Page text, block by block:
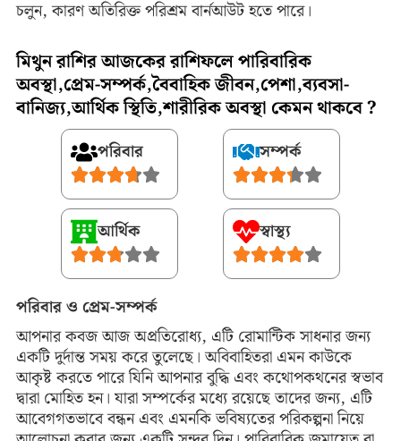
চলুন, কারণ অতিরিক্ত পরিশ্রম বার্নআউট হতে পারে।
মিথুন রাশির আজকের রাশিফলে পারিবারিক
অবস্থা,প্রেম-সম্পর্ক,বৈবাহিক জীবন,পেশা,ব্যবসা-
বানিজ্য,আর্থিক স্থিতি,শারীরিক অবস্থা কেমন থাকবে ?
পরিবার সম্পর্ক
আর্থিক স্বাস্থ্য
পরিবার ও প্রেম-সম্পর্ক
আপনার কবজ আজ অপ্রতিরোধ্য, এটি রোমান্টিক সাধনার জন্য
একটি দুর্দান্ত সময় করে তুলেছে। অবিবাহিতরা এমন কাউকে
আকৃষ্ট করতে পারে যিনি আপনার বুদ্ধি এবং কথোপকথনের স্বভাব
দ্বারা মোহিত হন। যারা সম্পর্কের মধ্যে রয়েছে তাদের জন্য, এটি
আবেগগতভাবে বন্ধন এবং এমনকি ভবিষ্যতের পরিকল্পনা নিয়ে